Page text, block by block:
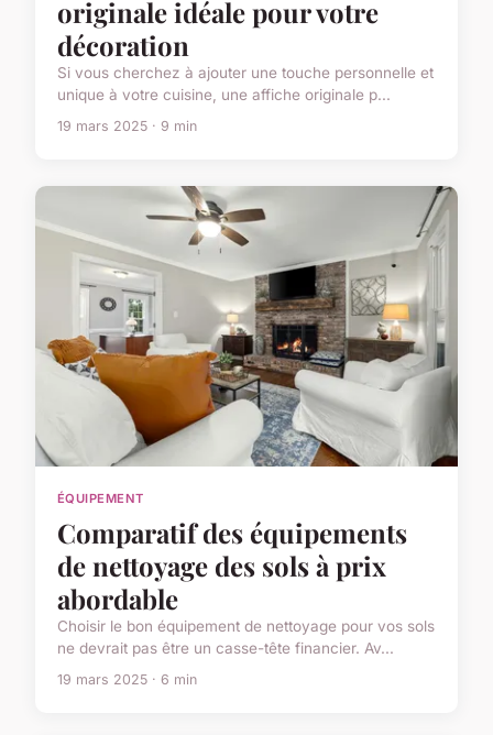
originale idéale pour votre
décoration
Si vous cherchez à ajouter une touche personnelle et
unique à votre cuisine, une affiche originale p...
19 mars 2025 · 9 min
ÉQUIPEMENT
Comparatif des équipements
de nettoyage des sols à prix
abordable
Choisir le bon équipement de nettoyage pour vos sols
ne devrait pas être un casse-tête financier. Av...
19 mars 2025 · 6 min